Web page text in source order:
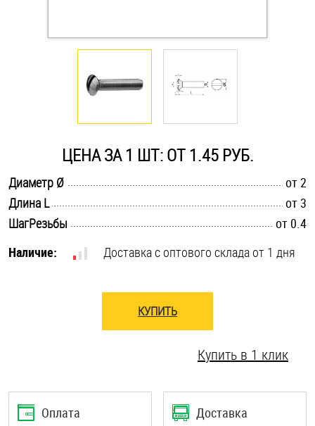
Оснастка и аксессуары для яхт
Стопорные кольца
Такелаж
ЦЕНА ЗА 1 ШТ: ОТ 1.45 РУБ.
Диаметр Ø
от 2
Длина L
от 3
ШагРезьбы
от 0.4
Наличие:
Доставка с оптового склада от 1 дня
КУПИТЬ
Купить в 1 клик
Оплата Доставка